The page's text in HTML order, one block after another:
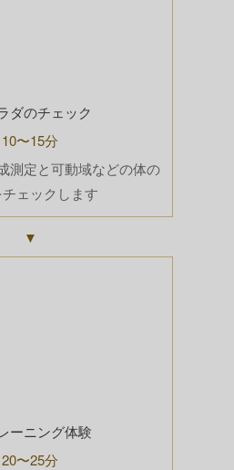
ダのチェック
10〜15分
測定と可動域などの体の
ェックします
▼
ーニング体験
20〜25分